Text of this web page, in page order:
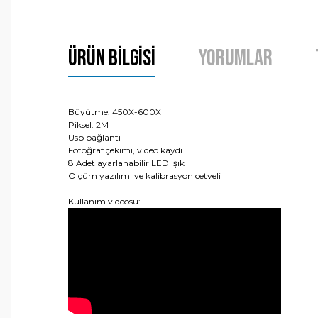
Ürün Bilgisi Yorumlar
Büyütme: 450X-600X
Piksel: 2M
Usb bağlantı
Fotoğraf çekimi, video kaydı
8 Adet ayarlanabilir LED ışık
Ölçüm yazılımı ve kalibrasyon cetveli
Kullanım videosu: